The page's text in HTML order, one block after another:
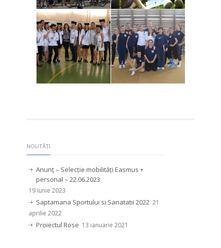
NOUTĂȚI
Anunț – Selecție mobilități Easmus +
personal – 22.06.2023
19 iunie 2023
Saptamana Sportului si Sanatatii 2022 21
aprilie 2022
Proiectul Rose 13 ianuarie 2021